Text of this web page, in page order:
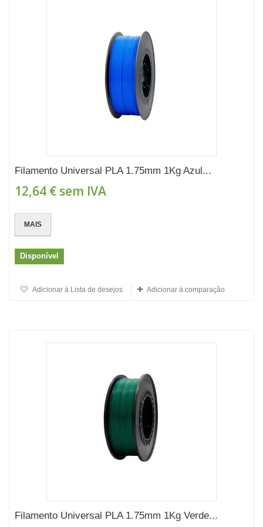
Filamento Universal PLA 1.75mm 1Kg Azul...
12,64 € sem IVA
MAIS
Disponível
Adicionar à Lista de desejos Adicionar à comparação
Filamento Universal PLA 1.75mm 1Kg Verde...